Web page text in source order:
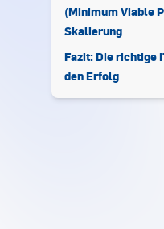
(Minimum Viable
Skalierung
Fazit: Die richtige
den Erfolg